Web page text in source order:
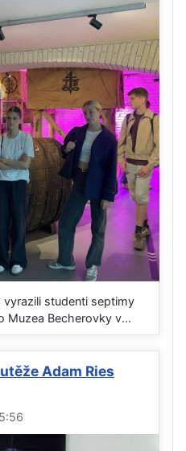
vyrazili studenti septimy
Muzea Becherovky v...
Adam Ries